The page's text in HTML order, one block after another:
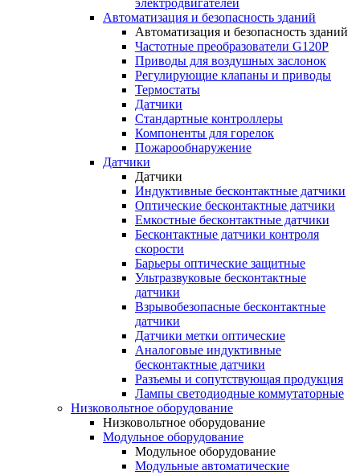
электродвигателей
Автоматизация и безопасность зданий
Автоматизация и безопасность зданий
Частотные преобразователи G120P
Приводы для воздушных заслонок
Регулирующие клапаны и приводы
Термостаты
Датчики
Стандартные контроллеры
Компоненты для горелок
Пожарообнаружение
Датчики
Датчики
Индуктивные бесконтактные датчики
Оптические бесконтактные датчики
Емкостные бесконтактные датчики
Бесконтактные датчики контроля
скорости
Барьеры оптические защитные
Ультразвуковые бесконтактные
датчики
Взрывобезопасные бесконтактные
датчики
Датчики метки оптические
Аналоговые индуктивные
бесконтактные датчики
Разъемы и сопутствующая продукция
Лампы светодиодные коммутаторные
Низковольтное оборудование
Низковольтное оборудование
Модульное оборудование
Модульное оборудование
Модульные автоматические